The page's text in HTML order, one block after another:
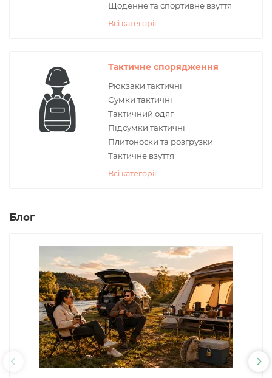
Щоденне та спортивне взуття
Всі категорії
Тактичне спорядження
Рюкзаки тактичні
Сумки тактичні
Тактичний одяг
Підсумки тактичні
Плитоноски та розгрузки
Тактичне взуття
Всі категорії
Блог